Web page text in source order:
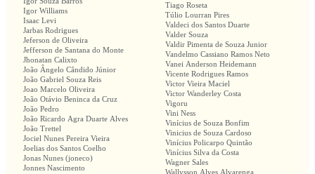
Igor Williams
Isaac Levi
Jarbas Rodrigues
Jeferson de Oliveira
Jefferson de Santana do Monte
Jhonatan Calixto
João Ângelo Cândido Júnior
João Gabriel Souza Reis
Joao Marcelo Oliveira
João Otávio Beninca da Cruz
João Pedro
João Ricardo Agra Duarte Alves
João Trettel
Jociel Nunes Pereira Vieira
Joelias dos Santos Coelho
Jonas Nunes (joneco)
Jonnes Nascimento
Tiago Roseta
Túlio Lourran Pires
Valdeci dos Santos Duarte
Valder Souza
Valdir Pimenta de Souza Junior
Vandelmo Cassiano Ramos Neto
Vanei Anderson Heidemann
Vicente Rodrigues Ramos
Victor Vieira Maciel
Victor Wanderley Costa
Vigoru
Vini Ness
Vinícius de Souza Bonfim
Vinicius de Souza Cardoso
Vinícius Policarpo Quintão
Vinícius Silva da Costa
Wagner Sales
Wallysson Alves Alvarenga